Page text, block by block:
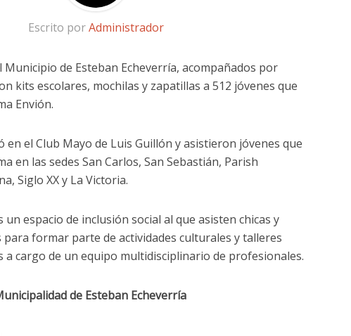
Escrito porAdministrador
Municipio de Esteban Echeverría, acompañados por
kits escolares, mochilas y zapatillas a 512 jóvenes que
Envión.
en el Club Mayo de Luis Guillón y asistieron jóvenes que
en las sedes San Carlos, San Sebastián, Parish
Siglo XX y La Victoria.
un espacio de inclusión social al que asisten chicas y
para formar parte de actividades culturales y talleres
a cargo de un equipo multidisciplinario de profesionales.
de Esteban Echeverría